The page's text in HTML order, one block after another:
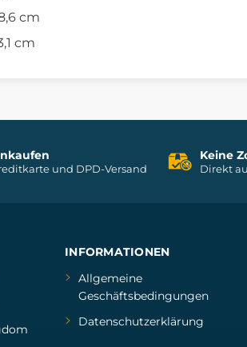
cm
cm
und DPD-Versand
Keine
Direkt
INFORMATIONEN
Allgemeine
Geschäftsbedingungen
Datenschutzerklärung